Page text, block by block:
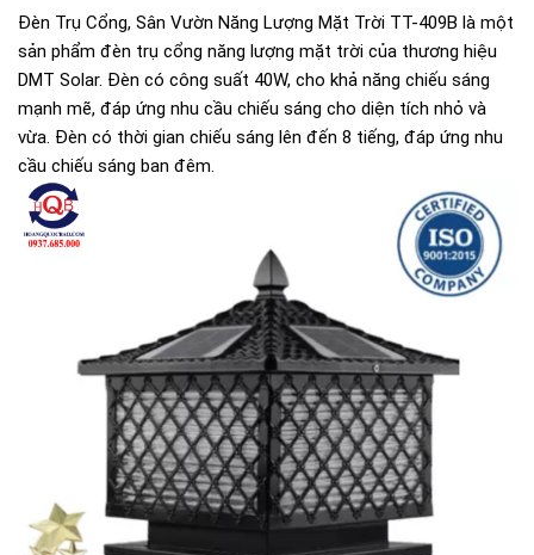
Đèn Trụ Cổng, Sân Vườn Năng Lượng Mặt Trời TT-409B là một
sản phẩm đèn trụ cổng năng lượng mặt trời của thương hiệu
DMT Solar. Đèn có công suất 40W, cho khả năng chiếu sáng
mạnh mẽ, đáp ứng nhu cầu chiếu sáng cho diện tích nhỏ và
vừa. Đèn có thời gian chiếu sáng lên đến 8 tiếng, đáp ứng nhu
cầu chiếu sáng ban đêm.